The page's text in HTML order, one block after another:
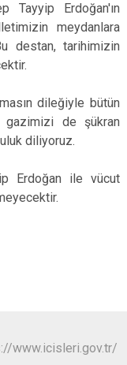
Tayyip Erdoğan'ın
meydanlara
destan, tarihimizin
dileğiyle bütün
gazimizi de şükran
diliyoruz.
Erdoğan ile vücut